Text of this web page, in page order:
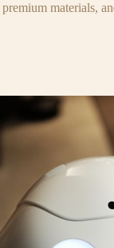
materials,